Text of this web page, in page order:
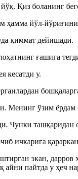
Қиз боланинг
йўл-йўриғини
қиммат дейишади.
ғашига
кесатди у.
Менинг ўзим ёрдам
Чунки
ичкарига
экан,
айни пайтда у ҳеч